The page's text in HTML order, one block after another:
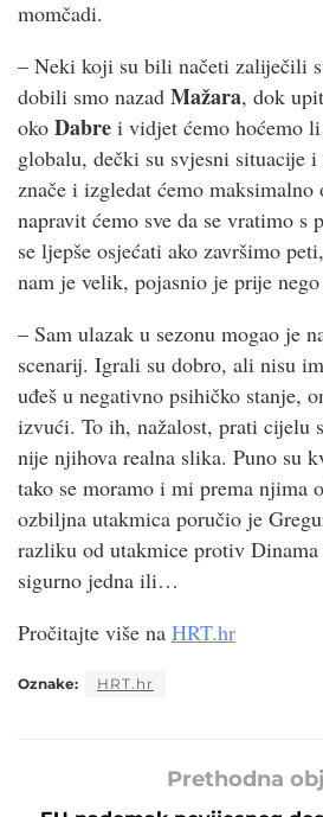
momčadi.
– Neki koji su bili načeti zaliječili
dobili smo nazad Mažara, dok
oko Dabre i vidjet ćemo hoćemo
globalu, dečki su svjesni situacije
znače i izgledat ćemo
napravit ćemo sve da se vratimo s
se ljepše osjećati ako završimo
nam je velik, pojasnio je prije
– Sam ulazak u sezonu mogao je
scenarij. Igrali su dobro, ali nisu
uđeš u negativno psihičko stanje,
izvući. To ih, nažalost, prati cijelu
nije njihova realna slika. Puno su
tako se moramo i mi prema njima
ozbiljna utakmica poručio je
razliku od utakmice protiv
sigurno jedna ili…
Pročitajte više na HRT.hr
Oznake: HRT.hr
Prethodna